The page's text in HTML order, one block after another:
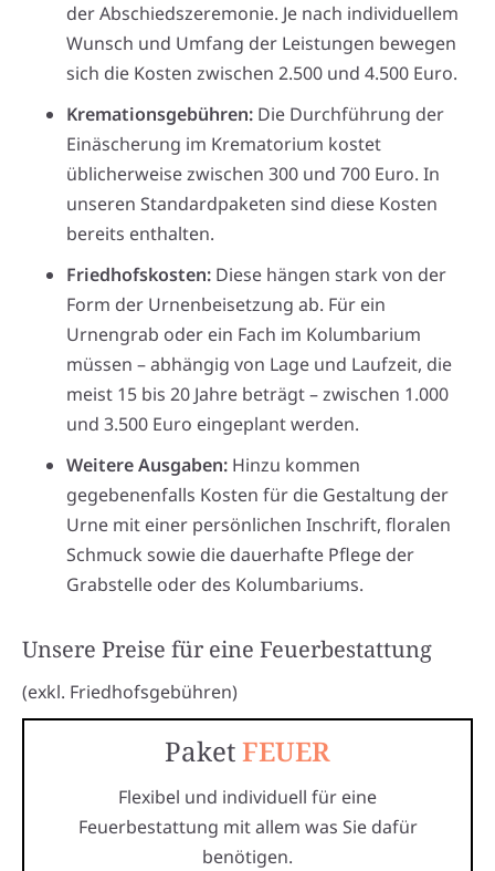
der Abschiedszeremonie. Je nach individuellem
Wunsch und Umfang der Leistungen bewegen
sich die Kosten zwischen 2.500 und 4.500 Euro.
Kremationsgebühren: Die Durchführung der
Einäscherung im Krematorium kostet
üblicherweise zwischen 300 und 700 Euro. In
unseren Standardpaketen sind diese Kosten
bereits enthalten.
Friedhofskosten: Diese hängen stark von der
Form der Urnenbeisetzung ab. Für ein
Urnengrab oder ein Fach im Kolumbarium
müssen – abhängig von Lage und Laufzeit, die
meist 15 bis 20 Jahre beträgt – zwischen 1.000
und 3.500 Euro eingeplant werden.
Weitere Ausgaben: Hinzu kommen
gegebenenfalls Kosten für die Gestaltung der
Urne mit einer persönlichen Inschrift, floralen
Schmuck sowie die dauerhafte Pflege der
Grabstelle oder des Kolumbariums.
Unsere Preise für eine Feuerbestattung
(exkl. Friedhofsgebühren)
PaketFEUER
Flexibel und individuell für eine
Feuerbestattung mit allem was Sie dafür
benötigen.